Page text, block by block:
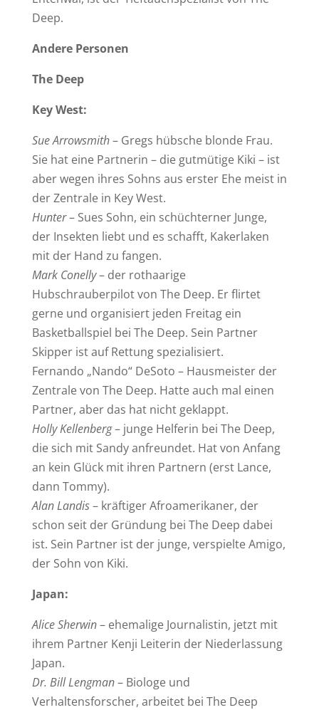
Deep.
Andere Personen
The Deep
Key West:
Sue Arrowsmith– Gregs hübsche blonde Frau.
Sie hat eine Partnerin – die gutmütige Kiki – ist
aber wegen ihres Sohns aus erster Ehe meist in
der Zentrale in Key West.
Hunter– Sues Sohn, ein schüchterner Junge,
der Insekten liebt und es schafft, Kakerlaken
mit der Hand zu fangen.
Mark Conelly– der rothaarige
Hubschrauberpilot von The Deep. Er flirtet
gerne und organisiert jeden Freitag ein
Basketballspiel bei The Deep. Sein Partner
Skipper ist auf Rettung spezialisiert.
Fernando „Nando“ DeSoto – Hausmeister der
Zentrale von The Deep. Hatte auch mal einen
Partner, aber das hat nicht geklappt.
Holly Kellenberg– junge Helferin bei The Deep,
die sich mit Sandy anfreundet. Hat von Anfang
an kein Glück mit ihren Partnern (erst Lance,
dann Tommy).
Alan Landis– kräftiger Afroamerikaner, der
schon seit der Gründung bei The Deep dabei
ist. Sein Partner ist der junge, verspielte Amigo,
der Sohn von Kiki.
Japan:
Alice Sherwin– ehemalige Journalistin, jetzt mit
ihrem Partner Kenji Leiterin der Niederlassung
Japan.
Dr. Bill Lengman– Biologe und
Verhaltensforscher, arbeitet bei The Deep